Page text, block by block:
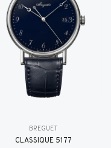
BREGUET
CLASSIQUE 5177